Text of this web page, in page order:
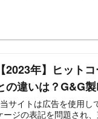
【2023年】ヒッ
の違いは？G&G
イトは広告を使用しています 2022年12月23
ジの表記を問題され、東京